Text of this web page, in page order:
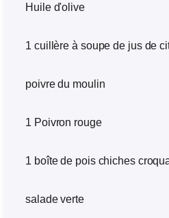
Huile d'olive
1 cuillère à soupe de jus de
poivre du moulin
1 Poivron rouge
1 boîte de pois chiches
salade verte